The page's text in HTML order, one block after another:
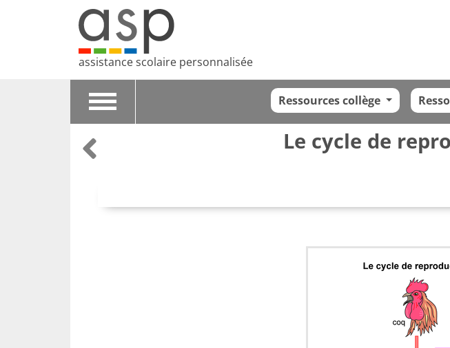
assistance scolaire personnalisée
Toggle
Ressources collège
Le cycle de